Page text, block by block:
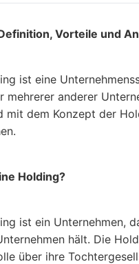
Vorteile und
ist eine
mehrerer anderer
mit dem Konzept der
Holding?
ist ein Unternehmen,
hält. Die
über ihre